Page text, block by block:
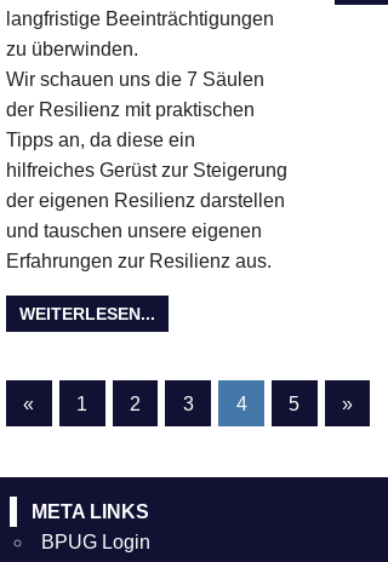
langfristige Beeinträchtigungen
zu überwinden.
Wir schauen uns die 7 Säulen
der Resilienz mit praktischen
Tipps an, da diese ein
hilfreiches Gerüst zur Steigerung
der eigenen Resilienz darstellen
und tauschen unsere eigenen
Erfahrungen zur Resilienz aus.
WEITERLESEN...
Seitennummerierung
Beiträge
« Vorherige
Beiträge
1 2 3 4 5 »
META LINKS
BPUG Login